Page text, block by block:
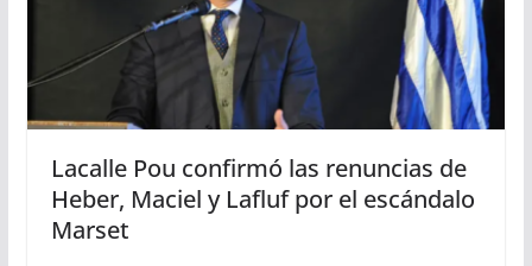
Lacalle Pou confirmó las renuncias de
Heber, Maciel y Lafluf por el escándalo
Marset